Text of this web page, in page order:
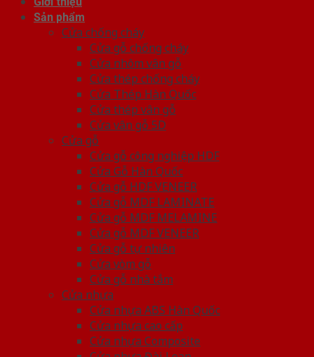
Sản phẩm
Cửa chống cháy
Cửa gỗ chống cháy
Cửa nhôm vân gỗ
Cửa thép chống cháy
Cửa Thép Hàn Quốc
Cửa thép vân gỗ
Cửa vân gỗ 5D
Cửa gỗ
Cửa gỗ công nghiệp HDF
Cửa Gỗ Hàn Quốc
Cửa gỗ HDF VENEER
Cửa gỗ MDF LAMINATE
Cửa gỗ MDF MELAMINE
Cửa gỗ MDF VENEER
Cửa gỗ tự nhiên
Cửa vòm gỗ
Cửa gỗ nhà tắm
Cửa nhựa
Cửa nhựa ABS Hàn Quốc
Cửa nhựa cao cấp
Cửa nhựa Composite